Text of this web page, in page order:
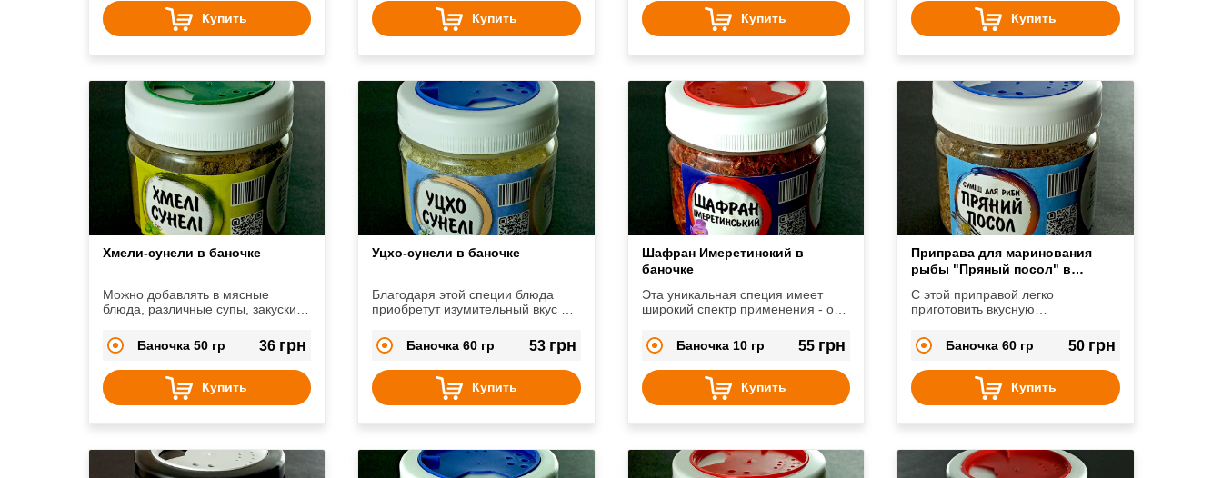
Купить Купить Купить Купить
Хмели-сунели в баночке
Можно добавлять в мясные
блюда, различные супы, закуски,
бобовыми.Баночка 50 гр 36 грн
Купить
Уцхо-сунели в баночке
Благодаря этой специи блюда
приобретут изумительный вкус и
Баночка 60 гр
53 грн
Купить
Шафран Имеретинский в
баночке
Эта уникальная специя имеет
широкий спектр применения - от
десертов.Баночка 10 гр 55 грн
Купить
Приправа для маринования
рыбы "Пряный посол" в
С этой приправой легко
приготовить вкусную
Баночка 60 гр 50 грн
Купить